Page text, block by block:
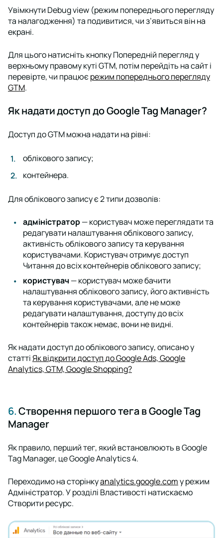
Увімкнути Debug view (режим попереднього перегляду
та налагодження) та подивитися, чи з’явиться він на
екрані.
Для цього натисніть кнопкуПопередній перегляду
верхньому правому куті GTM, потім перейдіть на сайт і
перевірте, чи працюєрежим попереднього перегляду
GTM.
Як надати доступ до Google Tag Manager?
Доступ до GTM можна надати на рівні:
облікового запису;
контейнера.
Для облікового запису є 2 типи дозволів:
адміністратор— користувач може переглядати та
редагувати налаштування облікового запису,
активність облікового запису та керування
користувачами. Користувач отримує доступ
Читаннядо всіх контейнерів облікового запису;
користувач— користувач може бачити
налаштування облікового запису, його активність
та керування користувачами, але не може
редагувати налаштування, доступу до всіх
контейнерів також немає, вони не видні.
Як надати доступ до облікового запису, описано у
статтіЯк відкрити доступ до Google Ads, Google
Analytics, GTM, Google Shopping?
6.Створення першого тега в Google Tag
Manager
Як правило, перший тег, який встановлюють в Google
Tag Manager, це Google Analytics 4.
Переходимо на сторінкуanalytics.google.comу режим
Адміністратор. У розділі Властивості натискаємо
Створити ресурс.